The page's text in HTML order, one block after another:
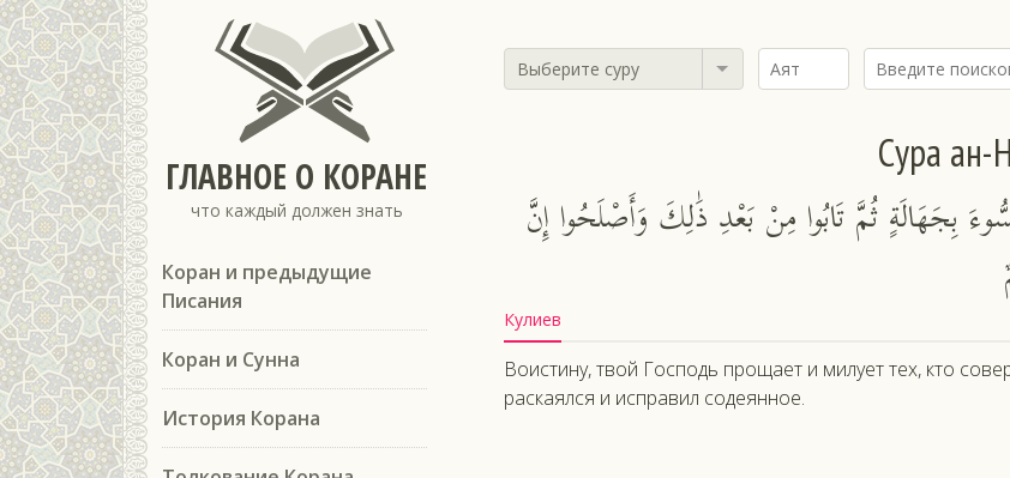
ГЛАВНОЕ О КОРАНЕ
что каждый должен знать
Коран и предыдущие
Писания
Коран и Сунна
История Корана
Выберите суру
Сура ан-
بِجَهَالَةٍ ثُمَّ تَابُوا مِنْ بَعْدِ ذَٰلِكَ وَأَصْلَحُوا إِنَّ
Кулиев
Воистину, твой Господь прощает и милует тех, кто
раскаялся и исправил содеянное.